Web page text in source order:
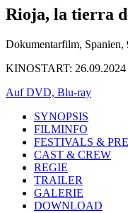
Rioja, la tierra
Dokumentarfilm, Spanien,
KINOSTART: 26.09.2024
Auf DVD, Blu-ray
SYNOPSIS
FILMINFO
FESTIVALS &
CAST & CREW
REGIE
TRAILER
GALERIE
DOWNLOAD